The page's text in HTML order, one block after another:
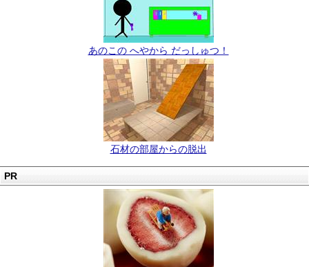
あのこの へやから だっしゅつ！
石材の部屋からの脱出
PR